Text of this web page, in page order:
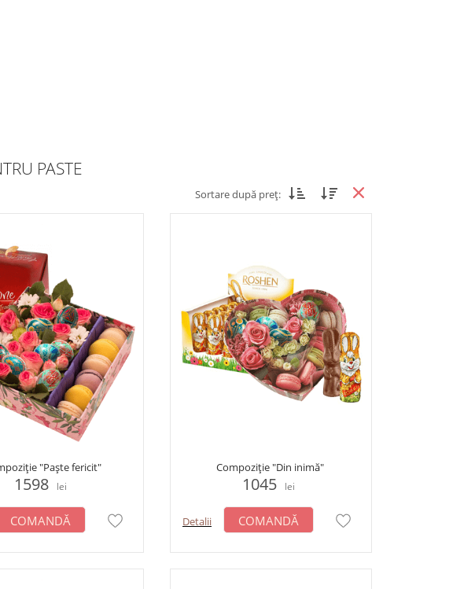
PASTE
Sortare după preț:
"Paște fericit"
1598 lei
COMANDĂ
Compoziție "Din inimă"
1045 lei
Detalii COMANDĂ